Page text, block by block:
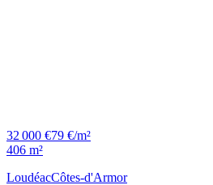
32 000 €79 €/m²
406 m²
LoudéacCôtes-d'Armor